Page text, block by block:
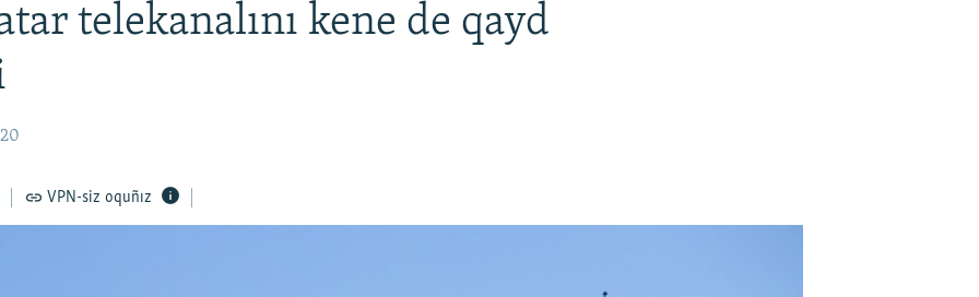
telekanalını kene de qayd
VPN-siz oquñız